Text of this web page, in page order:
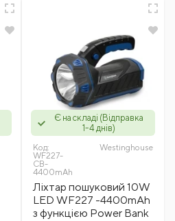
Є на складі (Відправка
1-4 днів)
Код:
WF227-
CB-
4400mAh
Westinghousе
Ліхтар пошуковий 10W
LED WF227 -4400mAh
з функцією Power Bank